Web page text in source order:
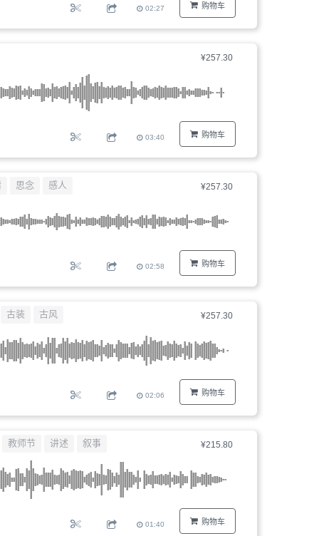
购物车
02:27
¥257.30
购物车
03:40
¥257.30
购物车
思念 感人
02:58
¥257.30
购物车
古装 古风
02:06
¥215.80
购物车
教师节 讲述 叙事
01:40